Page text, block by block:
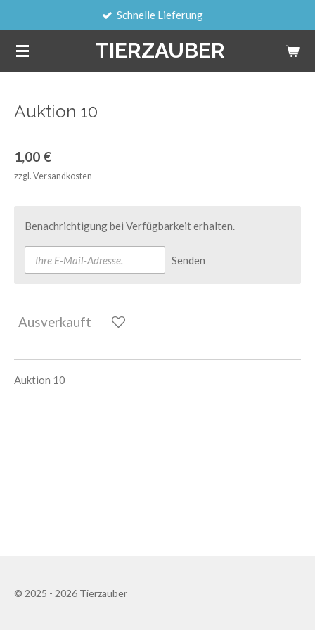
springen
TIERZAUBER
Schnelle Lieferung
Auktion 10
1,00 €
zzgl. Versandkosten
Benachrichtigung bei Verfügbarkeit erhalten.
Senden
Ausverkauft
Auktion 10
© 2025 - 2026 Tierzauber